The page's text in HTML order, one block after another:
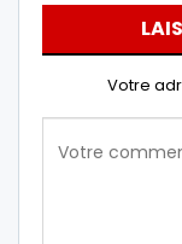
Votre